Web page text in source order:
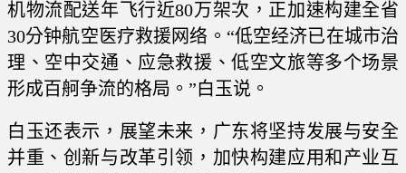
机物流配送年飞行近80万架次，正加速构建全省
30分钟航空医疗救援网络。“低空经济已在城市治
理、空中交通、应急救援、低空文旅等多个场景
形成百舸争流的格局。”白玉说。
白玉还表示，展望未来，广东将坚持发展与安全
并重、创新与改革引领，加快构建应用和产业互